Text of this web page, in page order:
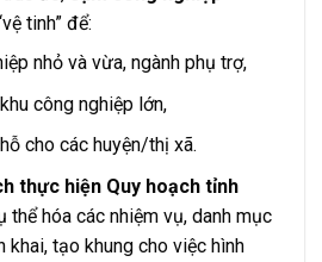
tinh” để:
nhỏ và vừa, ngành phụ trợ,
công nghiệp lớn,
cho các huyện/thị xã.
thực hiện Quy hoạch tỉnh
thể hóa các nhiệm vụ, danh mục
khai, tạo khung cho việc hình